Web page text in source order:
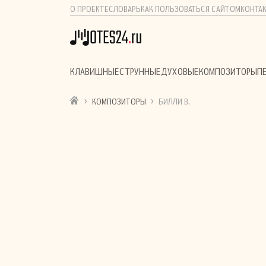
О ПРОЕКТЕСЛОВАРЬ КАК ПОЛЬЗОВАТЬСЯ САЙТОМ
КЛАВИШНЫЕСТРУННЫЕДУХОВЫЕКОМПОЗИТОРЫ
› КОМПОЗИТОРЫ › БИЛЛИ В.